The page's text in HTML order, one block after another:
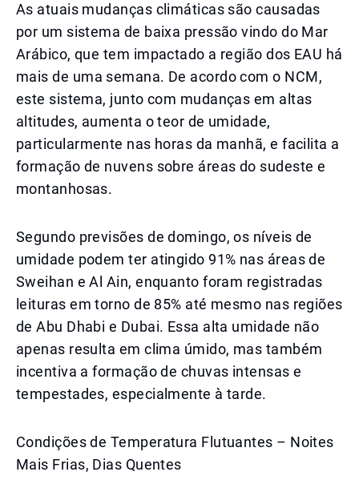
As atuais mudanças climáticas são causadas
por um sistema de baixa pressão vindo do Mar
Arábico, que tem impactado a região dos EAU há
mais de uma semana. De acordo com o NCM,
este sistema, junto com mudanças em altas
altitudes, aumenta o teor de umidade,
particularmente nas horas da manhã, e facilita a
formação de nuvens sobre áreas do sudeste e
montanhosas.
Segundo previsões de domingo, os níveis de
umidade podem ter atingido 91% nas áreas de
Sweihan e Al Ain, enquanto foram registradas
leituras em torno de 85% até mesmo nas regiões
de Abu Dhabi e Dubai. Essa alta umidade não
apenas resulta em clima úmido, mas também
incentiva a formação de chuvas intensas e
tempestades, especialmente à tarde.
Condições de Temperatura Flutuantes – Noites
Mais Frias, Dias Quentes